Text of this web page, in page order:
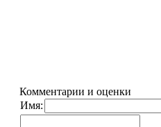
Комментарии и оценки
Имя: